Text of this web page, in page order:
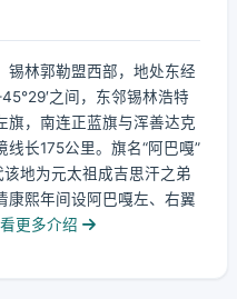
锡林郭勒盟西部，地处东经
之间，东邻锡林浩特
旗，南连正蓝旗与浑善达克
长175公里。旗名“阿巴嘎”
该地为元太祖成吉思汗之弟
康熙年间设阿巴嘎左、右翼
更多介绍